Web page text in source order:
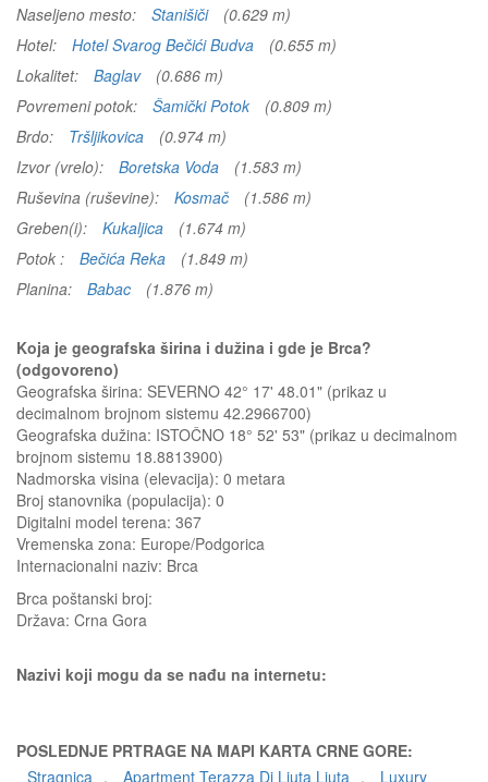
Naseljeno mesto:
Stanišiči
(0.629 m)
Hotel:
Hotel Svarog Bečići Budva
(0.655 m)
Lokalitet:
Baglav
(0.686 m)
Povremeni potok:
Šamički Potok
(0.809 m)
Brdo:
Tršljikovica
(0.974 m)
Izvor (vrelo):
Boretska Voda
(1.583 m)
Ruševina (ruševine):
Kosmač
(1.586 m)
Greben(i):
Kukaljica
(1.674 m)
Potok :
Bečića Reka
(1.849 m)
Planina:
Babac (1.876 m)
Koja je geografska širina i dužina i gde je Brca?
(odgovoreno)
Geografska širina: SEVERNO 42° 17' 48.01" (prikaz u
decimalnom brojnom sistemu 42.2966700)
Geografska dužina: ISTOČNO 18° 52' 53" (prikaz u decimalnom
brojnom sistemu 18.8813900)
Nadmorska visina (elevacija): 0 metara
Broj stanovnika (populacija): 0
Digitalni model terena: 367
Vremenska zona: Europe/Podgorica
Internacionalni naziv: Brca
Brca poštanski broj:
Država: Crna Gora
Nazivi koji mogu da se nađu na internetu:
POSLEDNJE PRTRAGE NA MAPI KARTA CRNE GORE:
Stragnica , Apartment Terazza Di Ljuta Ljuta , Luxury